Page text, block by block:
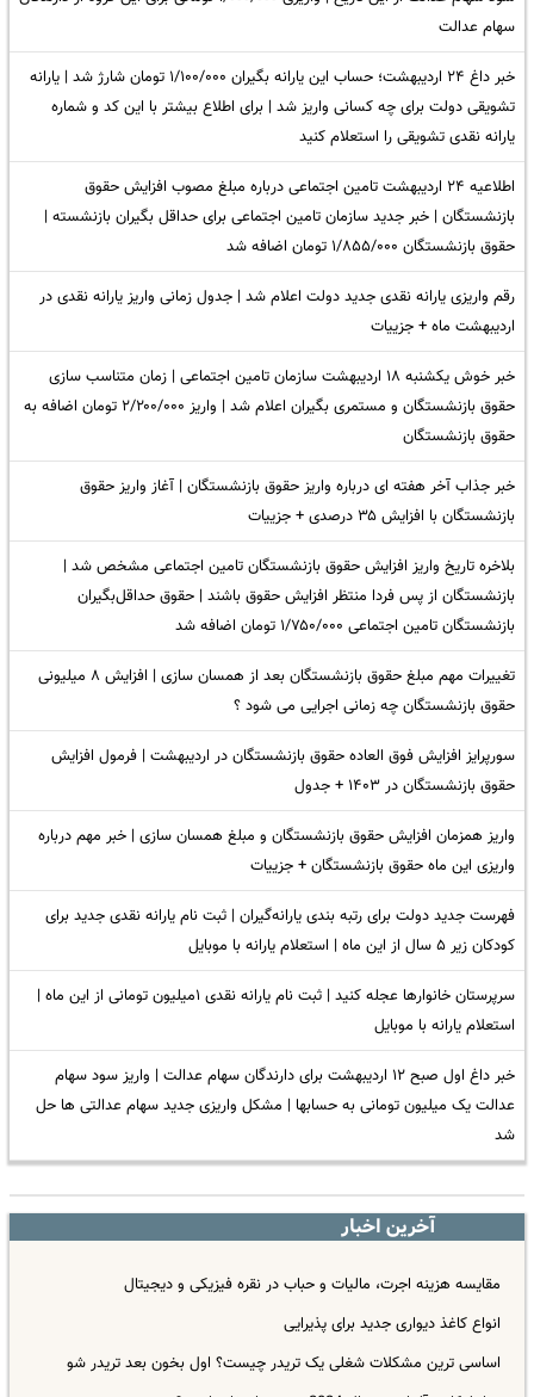
سهام عدالت
خبر داغ ۲۴ اردیبهشت؛ حساب این یارانه بگیران ۱/۱۰۰/۰۰۰ تومان شارژ شد | یارانه
تشویقی دولت برای چه کسانی واریز شد | برای اطلاع بیشتر با این کد و شماره
یارانه نقدی تشویقی را استعلام کنید
اطلاعیه ۲۴ اردیبهشت تامین اجتماعی درباره مبلغ مصوب افزایش حقوق
بازنشستگان | خبر جدید سازمان تامین اجتماعی برای حداقل بگیران بازنشسته |
حقوق بازنشستگان ۱/۸۵۵/۰۰۰ تومان اضافه شد
رقم واریزی یارانه نقدی جدید دولت اعلام شد | جدول زمانی واریز یارانه نقدی در
اردیبهشت ماه + جزییات
خبر خوش یکشنبه ۱۸ اردیبهشت سازمان تامین اجتماعی | زمان متناسب سازی
حقوق بازنشستگان و مستمری بگیران اعلام شد | واریز ۲/۲۰۰/۰۰۰ تومان اضافه به
حقوق بازنشستگان
خبر جذاب آخر هفته ای درباره واریز حقوق بازنشستگان | آغاز واریز حقوق
بازنشستگان با افزایش ۳۵ درصدی + جزییات
بلاخره تاریخ واریز افزایش حقوق بازنشستگان تامین اجتماعی مشخص شد |
بازنشستگان از پس فردا منتظر افزایش حقوق باشند | حقوق حداقل‌بگیران
بازنشستگان تامین اجتماعی ۱/۷۵۰/۰۰۰ تومان اضافه شد
تغییرات مهم مبلغ حقوق بازنشستگان بعد از همسان سازی | افزایش ۸ میلیونی
حقوق بازنشستگان چه زمانی اجرایی می شود ؟
سورپرایز افزایش فوق العاده حقوق بازنشستگان در اردیبهشت | فرمول افزایش
حقوق بازنشستگان در ۱۴۰۳ + جدول
واریز همزمان افزایش حقوق بازنشستگان و مبلغ همسان سازی | خبر مهم درباره
واریزی این ماه حقوق بازنشستگان + جزییات
فهرست جدید دولت برای رتبه بندی یارانه‌گیران | ثبت نام یارانه نقدی جدید برای
کودکان زیر ۵ سال از این ماه | استعلام یارانه با موبایل
سرپرستان خانوارها عجله کنید | ثبت نام یارانه نقدی ۱میلیون تومانی از این ماه |
استعلام یارانه با موبایل
خبر داغ اول صبح ۱۲ اردیبهشت برای دارندگان سهام عدالت | واریز سود سهام
عدالت یک میلیون تومانی به حسابها | مشکل واریزی جدید سهام عدالتی ها حل
شد
آخرین اخبار
مقایسه هزینه اجرت، مالیات و حباب در نقره فیزیکی و دیجیتال
انواع کاغذ دیواری جدید برای پذیرایی
اساسی ترین مشکلات شغلی یک تریدر چیست؟ اول بخون بعد تریدر شو